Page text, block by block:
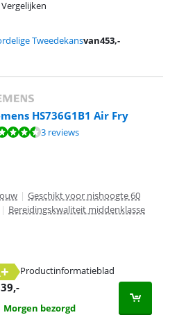
Vergelijken
Tweedekansvan453,-
HS736G1B1 Air Fry
op 3 reviews.
3 reviews
| Geschikt voor nishoogte 60
| Bereidingskwaliteit middenklasse
Productinformatieblad
,-
Morgen bezorgd